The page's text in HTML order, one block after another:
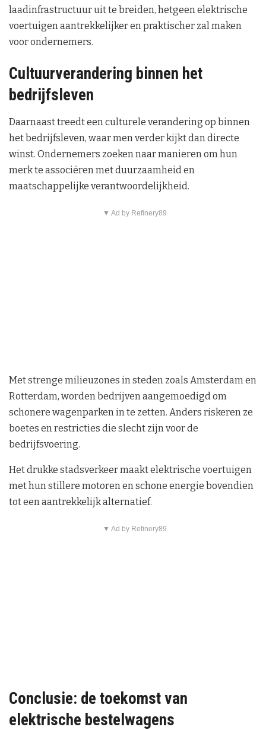
laadinfrastructuur uit te breiden, hetgeen elektrische
voertuigen aantrekkelijker en praktischer zal maken
voor ondernemers.
Cultuurverandering binnen het
bedrijfsleven
Daarnaast treedt een culturele verandering op binnen
het bedrijfsleven, waar men verder kijkt dan directe
winst. Ondernemers zoeken naar manieren om hun
merk te associëren met duurzaamheid en
maatschappelijke verantwoordelijkheid.
▼ Ad by Refinery89
Met strenge milieuzones in steden zoals Amsterdam en
Rotterdam, worden bedrijven aangemoedigd om
schonere wagenparken in te zetten. Anders riskeren ze
boetes en restricties die slecht zijn voor de
bedrijfsvoering.
Het drukke stadsverkeer maakt elektrische voertuigen
met hun stillere motoren en schone energie bovendien
tot een aantrekkelijk alternatief.
▼ Ad by Refinery89
Conclusie: de toekomst van
elektrische bestelwagens